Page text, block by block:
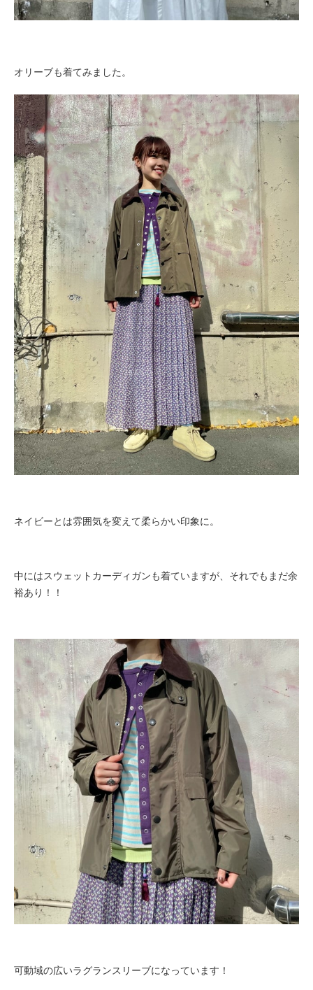
オリーブも着てみました。
ネイビーとは雰囲気を変えて柔らかい印象に。
中にはスウェットカーディガンも着ていますが、それでもまだ余
裕あり！！
可動域の広いラグランスリーブになっています！